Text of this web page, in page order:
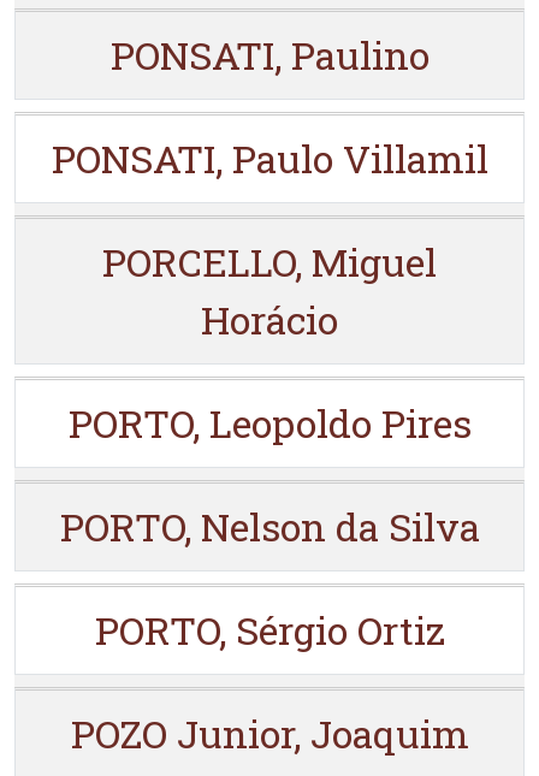
PONSATI, Paulino
PONSATI, Paulo Villamil
PORCELLO, Miguel
Horácio
PORTO, Leopoldo Pires
PORTO, Nelson da Silva
PORTO, Sérgio Ortiz
POZO Junior, Joaquim